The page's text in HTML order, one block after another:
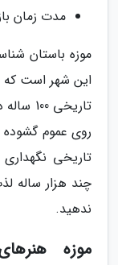
مدت زمان
موزه باستان
تاریخی
چند هزار ساله
ندهید.